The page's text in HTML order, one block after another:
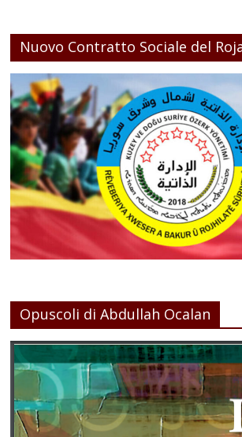
Nuovo Contratto Sociale del
Opuscoli di Abdullah Ocalan